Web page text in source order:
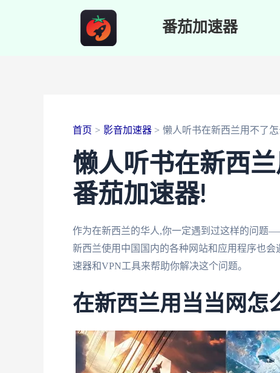
番茄加速器
首页 影音加速器 懒人听书在新西兰用不了
懒人听书在新西
番茄加速器!
作为在新西兰的华人,你一定遇到过这样的问题
新西兰使用中国国内的各种网站和应用程序也
速器和VPN工具来帮助你解决这个问题。
在新西兰用当当网怎